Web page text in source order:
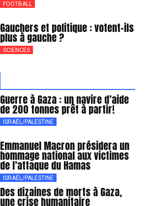
FOOTBALL
Gauchers et politique : votent-ils
plus à gauche ?
SCIENCES
Guerre à Gaza : un navire d’aide
de 200 tonnes prêt à partir!
ISRAËL/PALESTINE
Emmanuel Macron présidera un
hommage national aux victimes
de l’attaque du Hamas
ISRAËL/PALESTINE
Des dizaines de morts à Gaza,
une crise humanitaire